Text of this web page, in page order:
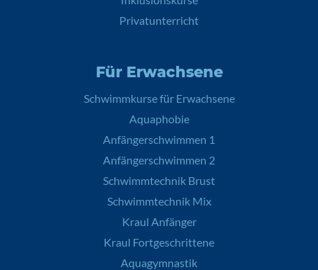
Privatunterricht
Für Erwachsene
Schwimmkurse für Erwachsene
Aquaphobie
Anfängerschwimmen 1
Anfängerschwimmen 2
Schwimmtechnik Brust
Schwimmtechnik Mix
Kraul Anfänger
Kraul Fortgeschrittene
Aquagymnastik